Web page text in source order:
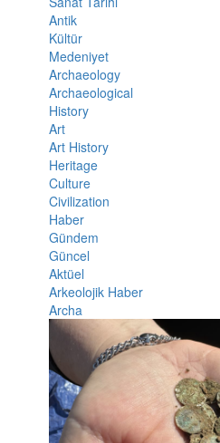
Antik
Kültür
Medeniyet
Archaeology
Archaeological
History
Art
Art History
Heritage
Culture
Civilization
Haber
Gündem
Güncel
Aktüel
Arkeolojik Haber
Archa